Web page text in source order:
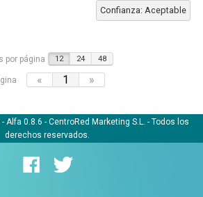
Confianza: Aceptable
por página 12 24 48
« 1 »
- Alfa 0.8.6 - CentroRed Marketing S.L. - Todos los
derechos reservados.